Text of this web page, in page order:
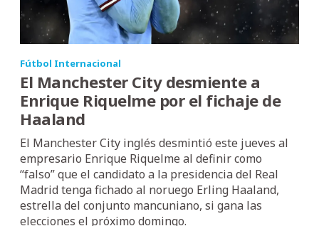
Fútbol Internacional
El Manchester City desmiente a
Enrique Riquelme por el fichaje de
Haaland
El Manchester City inglés desmintió este jueves al
empresario Enrique Riquelme al definir como
“falso” que el candidato a la presidencia del Real
Madrid tenga fichado al noruego Erling Haaland,
estrella del conjunto mancuniano, si gana las
elecciones el próximo domingo.